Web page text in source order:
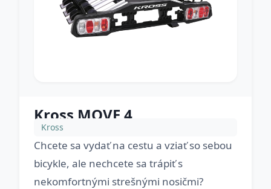
Kross MOVE 4
Kross
Chcete sa vydať na cestu a vziať so sebou
bicykle, ale nechcete sa trápiť s
nekomfortnými strešnými nosičmi?